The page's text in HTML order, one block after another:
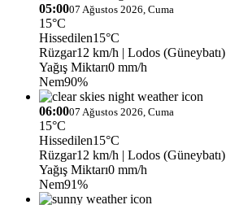
05:0007 Ağustos 2026, Cuma
15°C
Hissedilen15°C
Rüzgar12 km/h | Lodos (Güneybatı)
Yağış Miktarı0 mm/h
Nem90%
06:0007 Ağustos 2026, Cuma
15°C
Hissedilen15°C
Rüzgar12 km/h | Lodos (Güneybatı)
Yağış Miktarı0 mm/h
Nem91%